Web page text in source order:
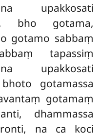
upakkosati
bho gotama,
gotamo sabbaṃ
tapassiṃ
upakkosati
gotamassa
gotamaṃ
dhammassa
na ca koci